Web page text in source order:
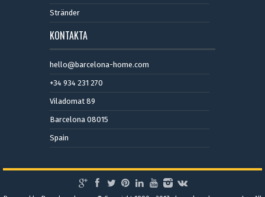
Stränder
KONTAKTA
hello@barcelona-home.com
+34 934 231 270
Viladomat 89
Barcelona 08015
Spain